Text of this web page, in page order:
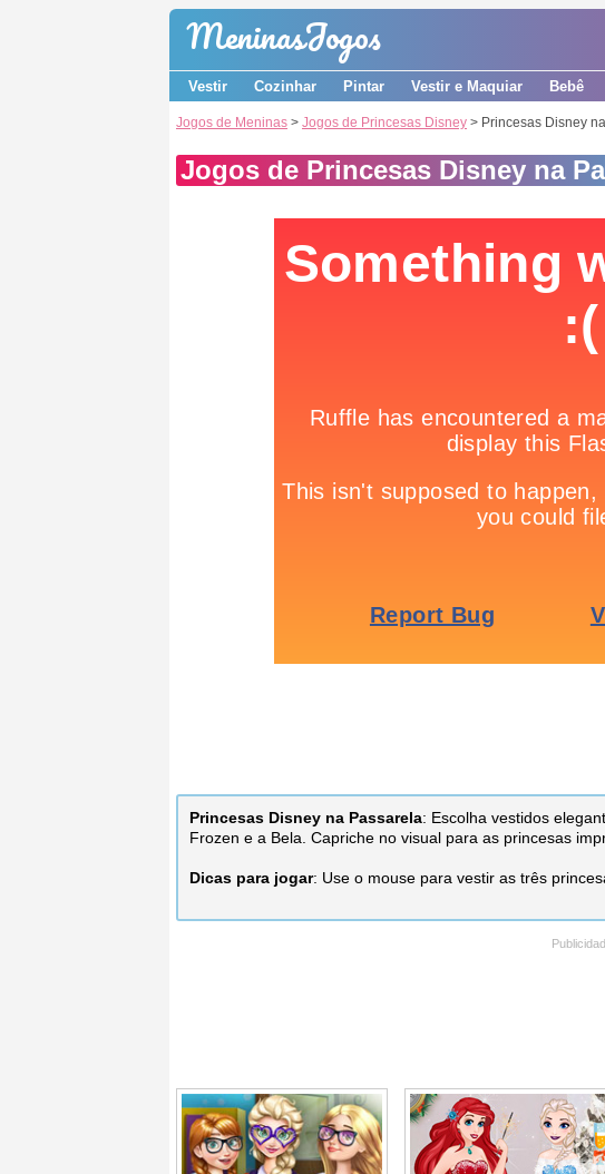
MeninasJogos
Vestir Cozinhar Pintar Vestir e Maquiar Bebê
Jogos de Meninas > Jogos de Princesas Disney > Princesas Disney
Jogos de Princesas Disney na
Princesas Disney na Passarela: Escolha vestidos
Frozen e a Bela. Capriche no visual para as princesas
Dicas para jogar: Use o mouse para vestir as três